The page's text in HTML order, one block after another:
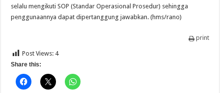
selalu mengikuti SOP (Standar Operasional Prosedur) sehingga
penggunaannya dapat dipertanggung jawabkan. (hms/rano)
print
Post Views: 4
Share this: